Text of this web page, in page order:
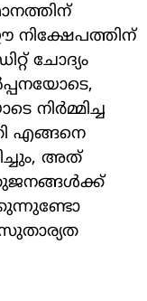
നിക്ഷേപത്തിന്
ചോദ്യം
എങ്ങനെ
അത്